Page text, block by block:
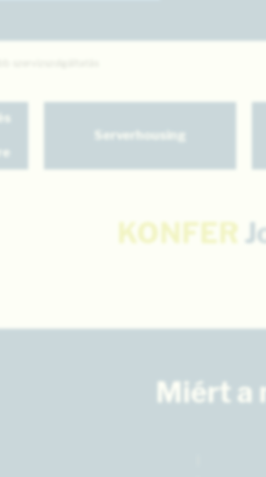
Serverhousing
KONFER
Miért a